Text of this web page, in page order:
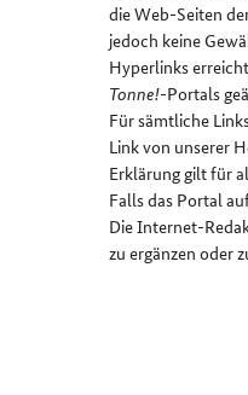
die Web-Seiten
jedoch keine
Hyperlinks
Tonne!-Portals
Für sämtliche
Link von unserer
Erklärung gilt für
Falls das Portal
Die Internet-
zu ergänzen oder